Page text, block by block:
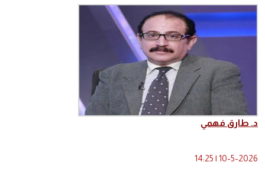
د. طارق فهمي
10-5-2026
|
14:25